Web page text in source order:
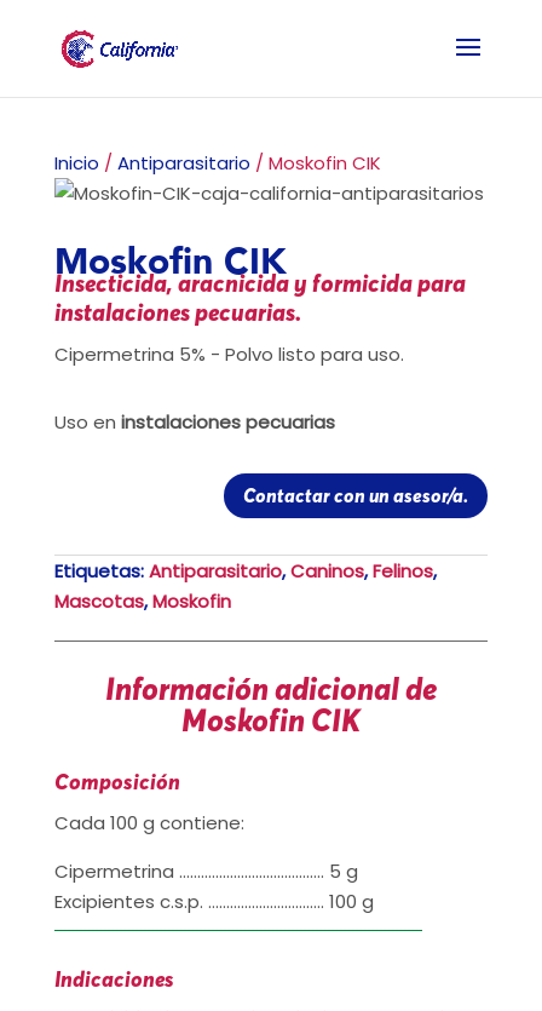
Inicio / Antiparasitario / Moskofin CIK
Moskofin CIK
Insecticida, aracnicida y formicida para
instalaciones pecuarias.
Cipermetrina 5% - Polvo listo para uso.
Uso en instalaciones pecuarias
Contactar con un asesor/a.
Etiquetas:Antiparasitario,Caninos,Felinos,
Mascotas,Moskofin
Información adicional de
Moskofin CIK
Composición
Cada 100 g contiene:
Cipermetrina …………………………………. 5 g
Excipientes c.s.p. ………………………….. 100 g
Indicaciones